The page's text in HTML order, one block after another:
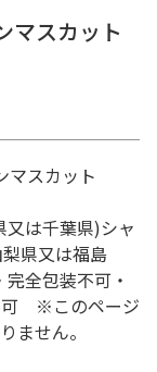
マスカット
スカット
は千葉県)シャ
県又は福島
全包装不可・
可 ※このページ
ません。